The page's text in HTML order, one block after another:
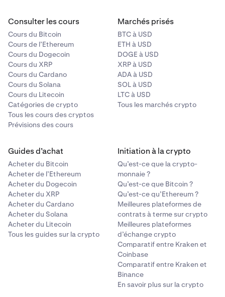
Consulter les cours
Cours du Bitcoin
Cours de l’Ethereum
Cours du Dogecoin
Cours du XRP
Cours du Cardano
Cours du Solana
Cours du Litecoin
Catégories de crypto
Tous les cours des cryptos
Prévisions des cours
Marchés prisés
BTC à USD
ETH à USD
DOGE à USD
XRP à USD
ADA à USD
SOL à USD
LTC à USD
Tous les marchés crypto
Guides d’achat
Acheter du Bitcoin
Acheter de l’Ethereum
Acheter du Dogecoin
Acheter du XRP
Acheter du Cardano
Acheter du Solana
Acheter du Litecoin
Tous les guides sur la crypto
Initiation à la crypto
Qu’est-ce que la crypto-
monnaie ?
Qu’est-ce que Bitcoin ?
Qu’est-ce qu’Ethereum ?
Meilleures plateformes de
contrats à terme sur crypto
Meilleures plateformes
d’échange crypto
Comparatif entre Kraken et
Coinbase
Comparatif entre Kraken et
Binance
En savoir plus sur la crypto